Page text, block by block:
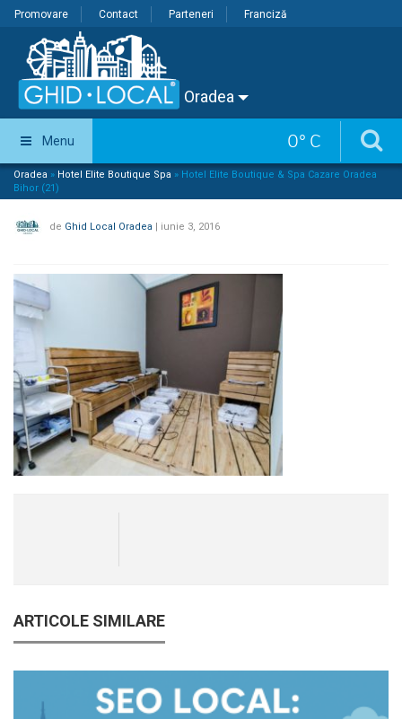
Promovare Contact Parteneri Franciză
Oradea
0° C
Menu
Oradea » Hotel Elite Boutique Spa » Hotel Elite Boutique & Spa Cazare Oradea
Bihor (21)
de Ghid Local Oradea | iunie 3, 2016
ARTICOLE SIMILARE